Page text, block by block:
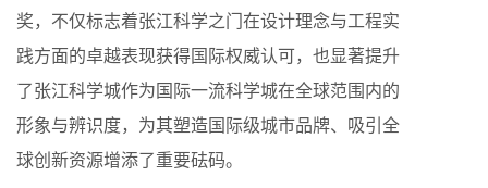
奖，不仅标志着张江科学之门在设计理念与工程实
践方面的卓越表现获得国际权威认可，也显著提升
了张江科学城作为国际一流科学城在全球范围内的
形象与辨识度，为其塑造国际级城市品牌、吸引全
球创新资源增添了重要砝码。